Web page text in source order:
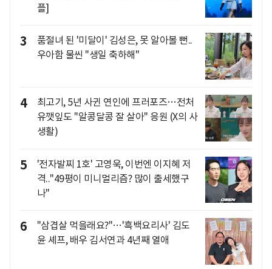
플]
3
품절녀 된 '미달이' 김성은, 못 알아볼 뻔..
우아함 물씬 "생일 축하해"
4
최고기, 5년 사귄 연인에 프러포즈…전처
유깻잎도 "알콩달콩 잘 살아" 응원 (X의 사
생활)
5
'전자발찌 1호' 고영욱, 이번엔 이지혜 저
격.."49평이 미니멀리즘? 많이 출세했구
나"
6
"삼겹살 먹을래요?"…'흑백요리사' 김도
윤 셰프, 배우 김서연과 4년째 열애